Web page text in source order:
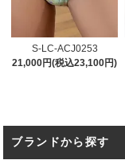
S-LC-ACJ0253
21,000円(税込23,100円)
ブランドから探す